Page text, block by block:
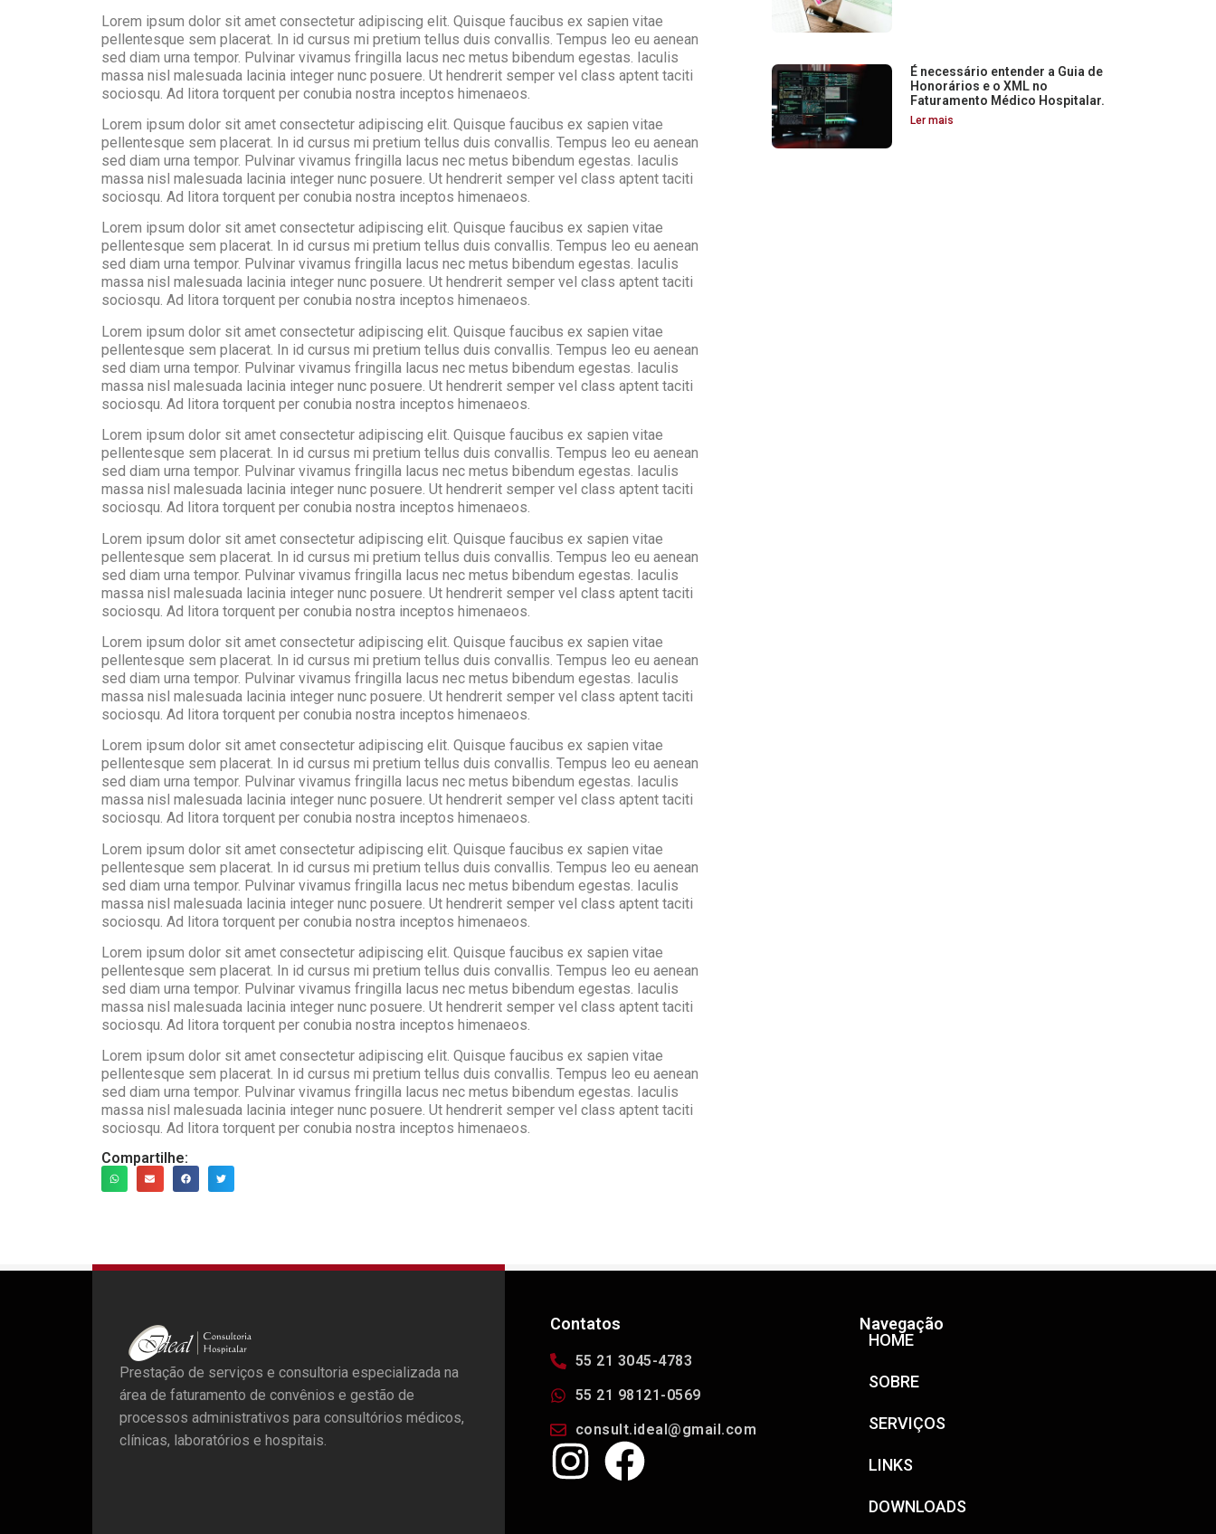
Lorem ipsum dolor sit amet consectetur adipiscing elit. Quisque faucibus ex sapien vitae
pellentesque sem placerat. In id cursus mi pretium tellus duis convallis. Tempus leo eu aenean
sed diam urna tempor. Pulvinar vivamus fringilla lacus nec metus bibendum egestas. Iaculis
massa nisl malesuada lacinia integer nunc posuere. Ut hendrerit semper vel class aptent taciti
sociosqu. Ad litora torquent per conubia nostra inceptos himenaeos.
Lorem ipsum dolor sit amet consectetur adipiscing elit. Quisque faucibus ex sapien vitae
pellentesque sem placerat. In id cursus mi pretium tellus duis convallis. Tempus leo eu aenean
sed diam urna tempor. Pulvinar vivamus fringilla lacus nec metus bibendum egestas. Iaculis
massa nisl malesuada lacinia integer nunc posuere. Ut hendrerit semper vel class aptent taciti
sociosqu. Ad litora torquent per conubia nostra inceptos himenaeos.
Lorem ipsum dolor sit amet consectetur adipiscing elit. Quisque faucibus ex sapien vitae
pellentesque sem placerat. In id cursus mi pretium tellus duis convallis. Tempus leo eu aenean
sed diam urna tempor. Pulvinar vivamus fringilla lacus nec metus bibendum egestas. Iaculis
massa nisl malesuada lacinia integer nunc posuere. Ut hendrerit semper vel class aptent taciti
sociosqu. Ad litora torquent per conubia nostra inceptos himenaeos.
Lorem ipsum dolor sit amet consectetur adipiscing elit. Quisque faucibus ex sapien vitae
pellentesque sem placerat. In id cursus mi pretium tellus duis convallis. Tempus leo eu aenean
sed diam urna tempor. Pulvinar vivamus fringilla lacus nec metus bibendum egestas. Iaculis
massa nisl malesuada lacinia integer nunc posuere. Ut hendrerit semper vel class aptent taciti
sociosqu. Ad litora torquent per conubia nostra inceptos himenaeos.
Lorem ipsum dolor sit amet consectetur adipiscing elit. Quisque faucibus ex sapien vitae
pellentesque sem placerat. In id cursus mi pretium tellus duis convallis. Tempus leo eu aenean
sed diam urna tempor. Pulvinar vivamus fringilla lacus nec metus bibendum egestas. Iaculis
massa nisl malesuada lacinia integer nunc posuere. Ut hendrerit semper vel class aptent taciti
sociosqu. Ad litora torquent per conubia nostra inceptos himenaeos.
Lorem ipsum dolor sit amet consectetur adipiscing elit. Quisque faucibus ex sapien vitae
pellentesque sem placerat. In id cursus mi pretium tellus duis convallis. Tempus leo eu aenean
sed diam urna tempor. Pulvinar vivamus fringilla lacus nec metus bibendum egestas. Iaculis
massa nisl malesuada lacinia integer nunc posuere. Ut hendrerit semper vel class aptent taciti
sociosqu. Ad litora torquent per conubia nostra inceptos himenaeos.
Lorem ipsum dolor sit amet consectetur adipiscing elit. Quisque faucibus ex sapien vitae
pellentesque sem placerat. In id cursus mi pretium tellus duis convallis. Tempus leo eu aenean
sed diam urna tempor. Pulvinar vivamus fringilla lacus nec metus bibendum egestas. Iaculis
massa nisl malesuada lacinia integer nunc posuere. Ut hendrerit semper vel class aptent taciti
sociosqu. Ad litora torquent per conubia nostra inceptos himenaeos.
Lorem ipsum dolor sit amet consectetur adipiscing elit. Quisque faucibus ex sapien vitae
pellentesque sem placerat. In id cursus mi pretium tellus duis convallis. Tempus leo eu aenean
sed diam urna tempor. Pulvinar vivamus fringilla lacus nec metus bibendum egestas. Iaculis
massa nisl malesuada lacinia integer nunc posuere. Ut hendrerit semper vel class aptent taciti
sociosqu. Ad litora torquent per conubia nostra inceptos himenaeos.
Lorem ipsum dolor sit amet consectetur adipiscing elit. Quisque faucibus ex sapien vitae
pellentesque sem placerat. In id cursus mi pretium tellus duis convallis. Tempus leo eu aenean
sed diam urna tempor. Pulvinar vivamus fringilla lacus nec metus bibendum egestas. Iaculis
massa nisl malesuada lacinia integer nunc posuere. Ut hendrerit semper vel class aptent taciti
sociosqu. Ad litora torquent per conubia nostra inceptos himenaeos.
Lorem ipsum dolor sit amet consectetur adipiscing elit. Quisque faucibus ex sapien vitae
pellentesque sem placerat. In id cursus mi pretium tellus duis convallis. Tempus leo eu aenean
sed diam urna tempor. Pulvinar vivamus fringilla lacus nec metus bibendum egestas. Iaculis
massa nisl malesuada lacinia integer nunc posuere. Ut hendrerit semper vel class aptent taciti
sociosqu. Ad litora torquent per conubia nostra inceptos himenaeos.
Lorem ipsum dolor sit amet consectetur adipiscing elit. Quisque faucibus ex sapien vitae
pellentesque sem placerat. In id cursus mi pretium tellus duis convallis. Tempus leo eu aenean
sed diam urna tempor. Pulvinar vivamus fringilla lacus nec metus bibendum egestas. Iaculis
massa nisl malesuada lacinia integer nunc posuere. Ut hendrerit semper vel class aptent taciti
sociosqu. Ad litora torquent per conubia nostra inceptos himenaeos.
Compartilhe:
É necessário entender a Guia de
Honorários e o XML no
Faturamento Médico Hospitalar.
Ler mais
Prestação de serviços e consultoria especializada na
área de faturamento de convênios e gestão de
processos administrativos para consultórios médicos,
clínicas, laboratórios e hospitais.
Contatos
55 21 3045-4783
55 21 98121-0569
consult.ideal@gmail.com
Navegação
HOME
SOBRE
SERVIÇOS
LINKS
DOWNLOADS